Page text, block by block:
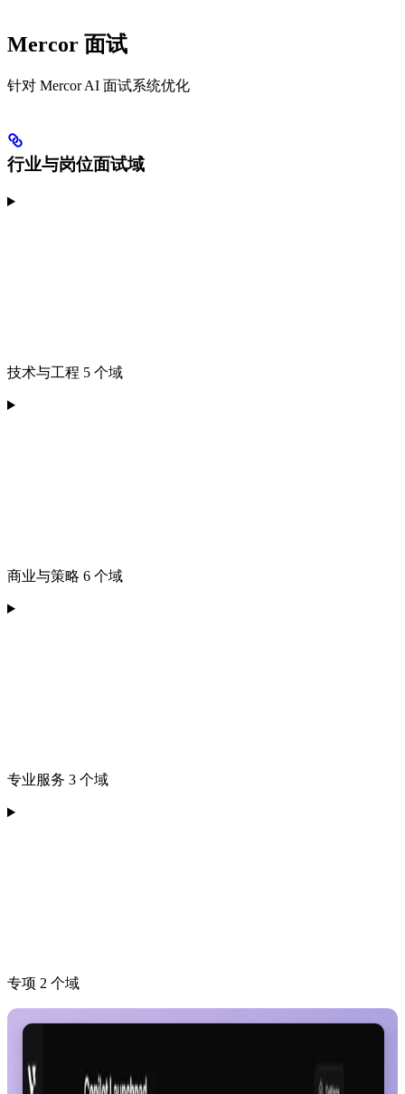
Mercor 面试
针对 Mercor AI 面试系统优化
行业与岗位面试域
技术与工程 5 个域
商业与策略 6 个域
专业服务 3 个域
专项 2 个域